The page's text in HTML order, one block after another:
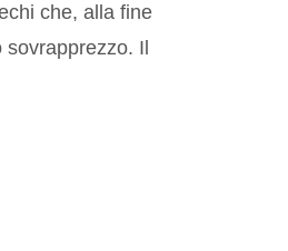
che, alla fine
Il